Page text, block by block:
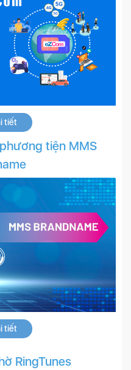
tiết
tiện MMS
tiết
RingTunes